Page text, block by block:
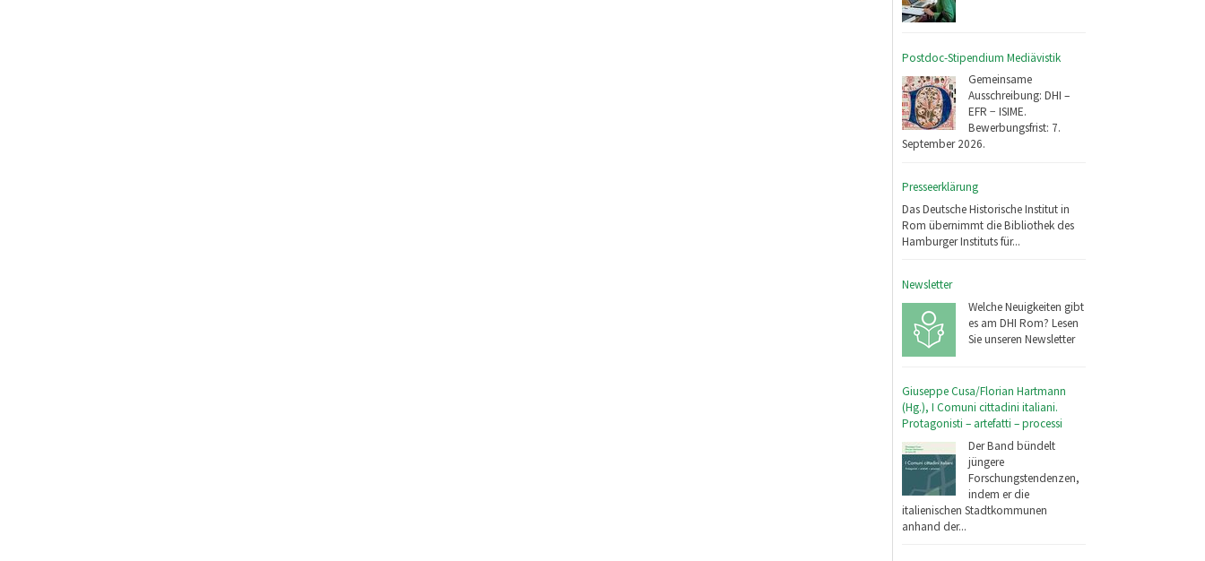
Postdoc-Stipendium Mediävistik
Gemeinsame
Ausschreibung: DHI –
EFR − ISIME.
Bewerbungsfrist: 7.
September 2026.
Presseerklärung
Das Deutsche Historische Institut in
Rom übernimmt die Bibliothek des
Hamburger Instituts für...
Newsletter
Welche Neuigkeiten gibt
es am DHI Rom? Lesen
Sie unseren Newsletter
Giuseppe Cusa/Florian Hartmann
(Hg.), I Comuni cittadini italiani.
Protagonisti – artefatti – processi
Der Band bündelt
jüngere
Forschungstendenzen,
indem er die
italienischen Stadtkommunen
anhand der...